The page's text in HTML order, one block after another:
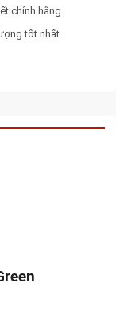
chính hãng
tốt nhất